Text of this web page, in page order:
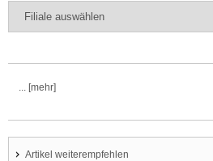
... [mehr]
Artikel weiterempfehlen